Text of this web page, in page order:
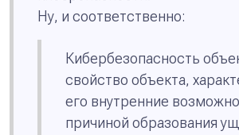
Ну, и соответственно:
Кибербезопасность
свойство объекта,
его внутренние
причиной образования